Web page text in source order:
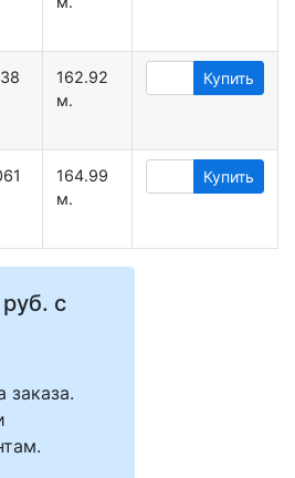
162.92
м.
Купить
164.99
м.
Купить
с
заказа.